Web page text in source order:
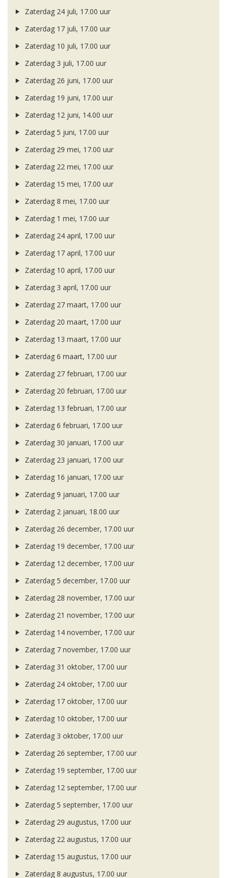
Zaterdag 24 juli, 17.00 uur
Zaterdag 17 juli, 17.00 uur
Zaterdag 10 juli, 17.00 uur
Zaterdag 3 juli, 17.00 uur
Zaterdag 26 juni, 17.00 uur
Zaterdag 19 juni, 17.00 uur
Zaterdag 12 juni, 14.00 uur
Zaterdag 5 juni, 17.00 uur
Zaterdag 29 mei, 17.00 uur
Zaterdag 22 mei, 17.00 uur
Zaterdag 15 mei, 17.00 uur
Zaterdag 8 mei, 17.00 uur
Zaterdag 1 mei, 17.00 uur
Zaterdag 24 april, 17.00 uur
Zaterdag 17 april, 17.00 uur
Zaterdag 10 april, 17.00 uur
Zaterdag 3 april, 17.00 uur
Zaterdag 27 maart, 17.00 uur
Zaterdag 20 maart, 17.00 uur
Zaterdag 13 maart, 17.00 uur
Zaterdag 6 maart, 17.00 uur
Zaterdag 27 februari, 17.00 uur
Zaterdag 20 februari, 17.00 uur
Zaterdag 13 februari, 17.00 uur
Zaterdag 6 februari, 17.00 uur
Zaterdag 30 januari, 17.00 uur
Zaterdag 23 januari, 17.00 uur
Zaterdag 16 januari, 17.00 uur
Zaterdag 9 januari, 17.00 uur
Zaterdag 2 januari, 18.00 uur
Zaterdag 26 december, 17.00 uur
Zaterdag 19 december, 17.00 uur
Zaterdag 12 december, 17.00 uur
Zaterdag 5 december, 17.00 uur
Zaterdag 28 november, 17.00 uur
Zaterdag 21 november, 17.00 uur
Zaterdag 14 november, 17.00 uur
Zaterdag 7 november, 17.00 uur
Zaterdag 31 oktober, 17.00 uur
Zaterdag 24 oktober, 17.00 uur
Zaterdag 17 oktober, 17.00 uur
Zaterdag 10 oktober, 17.00 uur
Zaterdag 3 oktober, 17.00 uur
Zaterdag 26 september, 17.00 uur
Zaterdag 19 september, 17.00 uur
Zaterdag 12 september, 17.00 uur
Zaterdag 5 september, 17.00 uur
Zaterdag 29 augustus, 17.00 uur
Zaterdag 22 augustus, 17.00 uur
Zaterdag 15 augustus, 17.00 uur
Zaterdag 8 augustus, 17.00 uur